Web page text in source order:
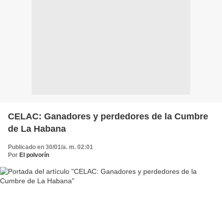
CELAC: Ganadores y perdedores de la Cumbre
de La Habana
Publicado en 30/01/a. m. 02:01
Por El polvorín